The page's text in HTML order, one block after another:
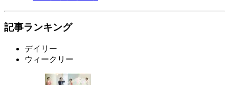
記事ランキング
デイリー
ウィークリー